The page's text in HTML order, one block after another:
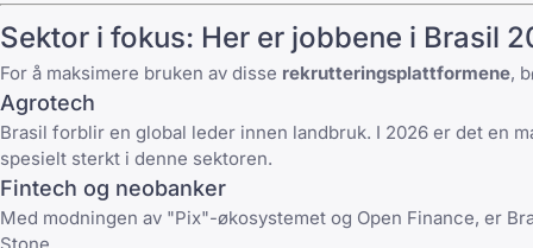
Sektor i fokus: Her er jobbene i Brasil
For å maksimere bruken av disse rekrutteringsplattformene,
Agrotech
Brasil forblir en global leder innen landbruk. I 2026 er det en
spesielt sterkt i denne sektoren.
Fintech og neobanker
Med modningen av "Pix"-økosystemet og Open Finance, er